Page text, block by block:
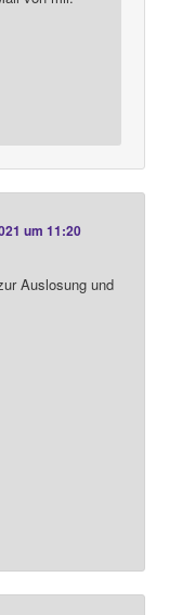
um 11:20
Auslosung und